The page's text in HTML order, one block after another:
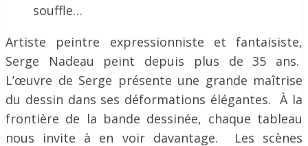
souffle…
Artiste peintre expressionniste et fantaisiste,
Serge Nadeau peint depuis plus de 35 ans.
L’œuvre de Serge présente une grande maîtrise
du dessin dans ses déformations élégantes. À la
frontière de la bande dessinée, chaque tableau
nous invite à en voir davantage. Les scènes